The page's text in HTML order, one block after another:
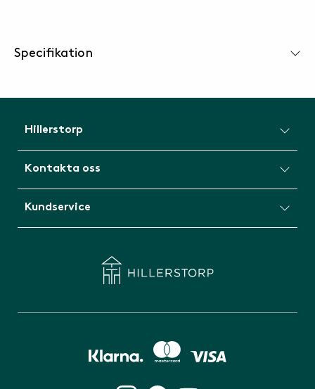
Specifikation
Hillerstorp
Kontakta oss
Kundservice